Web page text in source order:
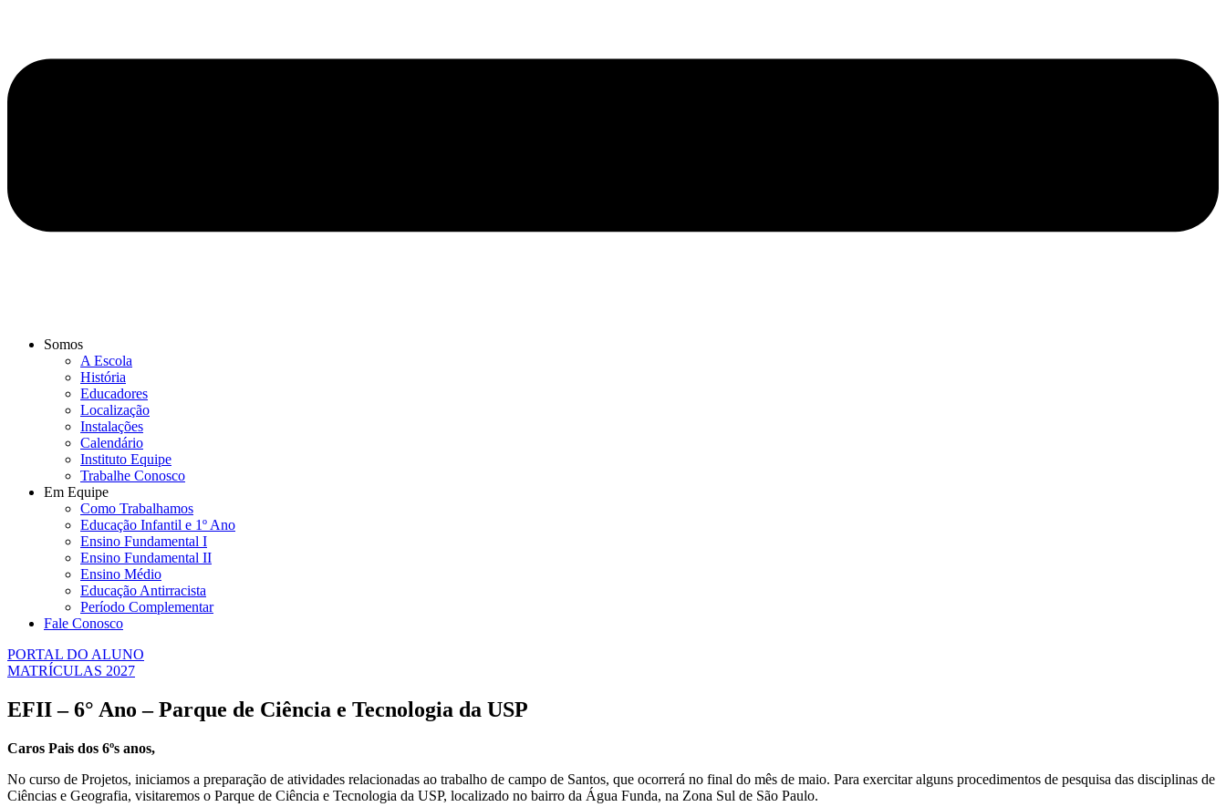
Somos
A Escola
História
Educadores
Localização
Instalações
Calendário
Instituto Equipe
Trabalhe Conosco
Em Equipe
Como Trabalhamos
Educação Infantil e 1º Ano
Ensino Fundamental I
Ensino Fundamental II
Ensino Médio
Educação Antirracista
Período Complementar
Fale Conosco
PORTAL DO ALUNO
MATRÍCULAS 2027
EFII – 6° Ano – Parque de Ciência e Tecnologia da USP
Caros Pais dos 6ºs anos,
No curso de Projetos, iniciamos a preparação de atividades relacionadas ao trabalho de campo de Santos, que ocorrerá no final do mês de maio. Para exercitar alguns procedimentos de pesquisa das disciplinas de
Ciências e Geografia, visitaremos o Parque de Ciência e Tecnologia da USP, localizado no bairro da Água Funda, na Zona Sul de São Paulo.